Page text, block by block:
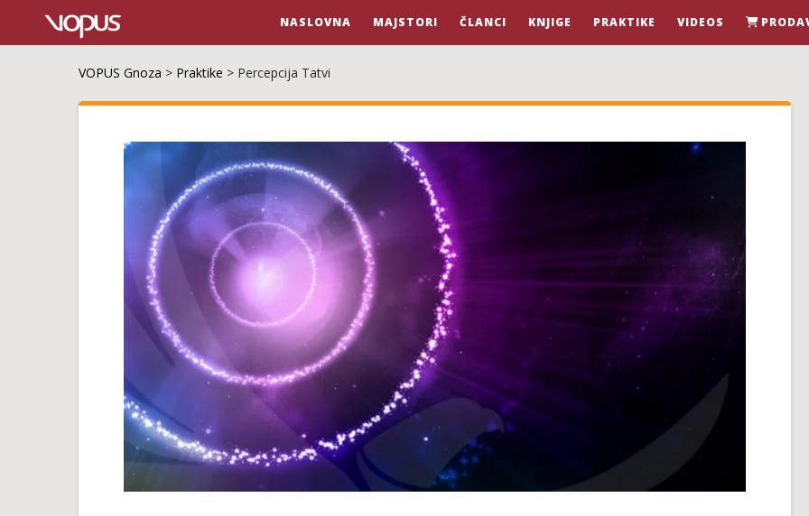
NASLOVNA MAJSTORI ČLANCI KNJIGE PRAKTIKE VIDEOS
VOPUS Gnoza > Praktike > Percepcija Tatvi